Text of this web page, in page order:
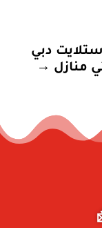
دبي
منازل →